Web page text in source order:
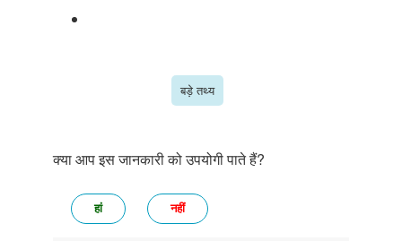
बड़े तथ्य
क्या आप इस जानकारी को उपयोगी पाते हैं?
हां नहीं